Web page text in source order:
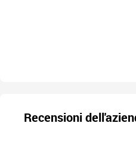
Recensioni